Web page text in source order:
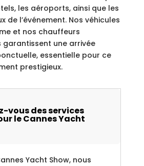
les aéroports, ainsi que les
de l’événement. Nos véhicules
et nos chauffeurs
garantissent une arrivée
essentielle pour ce
prestigieux.
vous des services
le Cannes Yacht
Yacht Show, nous